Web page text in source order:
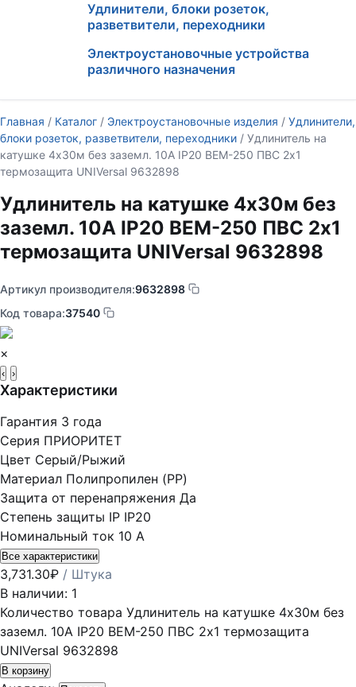
Удлинители, блоки розеток,
разветвители, переходники
Электроустановочные устройства
различного назначения
Главная / Каталог / Электроустановочные изделия / Удлинители,
блоки розеток, разветвители, переходники / Удлинитель на
катушке 4х30м без заземл. 10А IP20 ВЕМ-250 ПВС 2х1
термозащита UNIVersal 9632898
Удлинитель на катушке 4х30м без
заземл. 10А IP20 ВЕМ-250 ПВС 2х1
термозащита UNIVersal 9632898
Артикул производителя:9632898
Код товара:37540
×
‹ ›
Характеристики
Гарантия 3 года
Серия ПРИОРИТЕТ
Цвет Серый/Рыжий
Материал Полипропилен (PP)
Защита от перенапряжения Да
Степень защиты IP IP20
Номинальный ток 10 А
Все характеристики
3,731.30₽ / Штука
В наличии: 1
Количество товара Удлинитель на катушке 4х30м без
заземл. 10А IP20 ВЕМ-250 ПВС 2х1 термозащита
UNIVersal 9632898
В корзину